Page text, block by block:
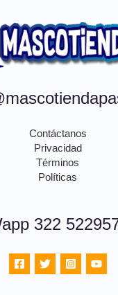
Contáctanos
Privacidad
Términos
Políticas
322